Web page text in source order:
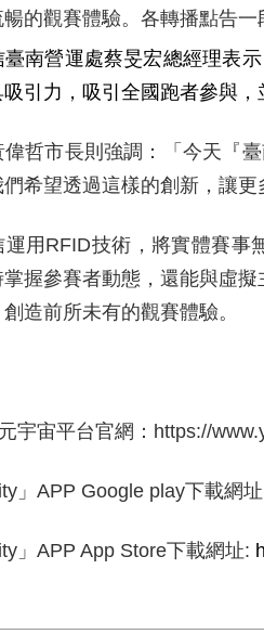
的觀賽體驗。各轉播點告
臺南營運處蔡旻宏總經理表
引力，吸引全國跑者參與，
偉哲市長則強調：「今天『
希望透過這樣的創新，讓
用 RFID技術，將實體賽事
掌握參賽者動態，還能與虛
造前所未有的觀賽體驗。
元宇宙平台官網： https://
」 APP Google play下載網
」 APP App Store下載網址: